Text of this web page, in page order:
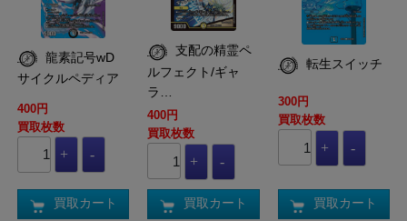
サイクルペディア
400円
買取枚数
買取カート
支配の精霊ペ
ルフェクト/ギャ
ラ…
400円
買取枚数
買取カート
転生スイッチ
300円
買取枚数
買取カート